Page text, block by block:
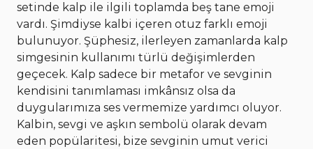
setinde kalp ile ilgili toplamda beş tane emoji
vardı. Şimdiyse kalbi içeren otuz farklı emoji
bulunuyor. Şüphesiz, ilerleyen zamanlarda kalp
simgesinin kullanımı türlü değişimlerden
geçecek. Kalp sadece bir metafor ve sevginin
kendisini tanımlaması imkânsız olsa da
duygularımıza ses vermemize yardımcı oluyor.
Kalbin, sevgi ve aşkın sembolü olarak devam
eden popülaritesi, bize sevginin umut verici